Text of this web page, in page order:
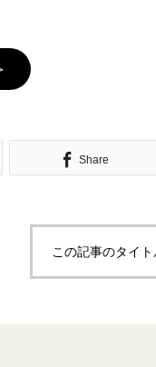
Share
この記事のタイ